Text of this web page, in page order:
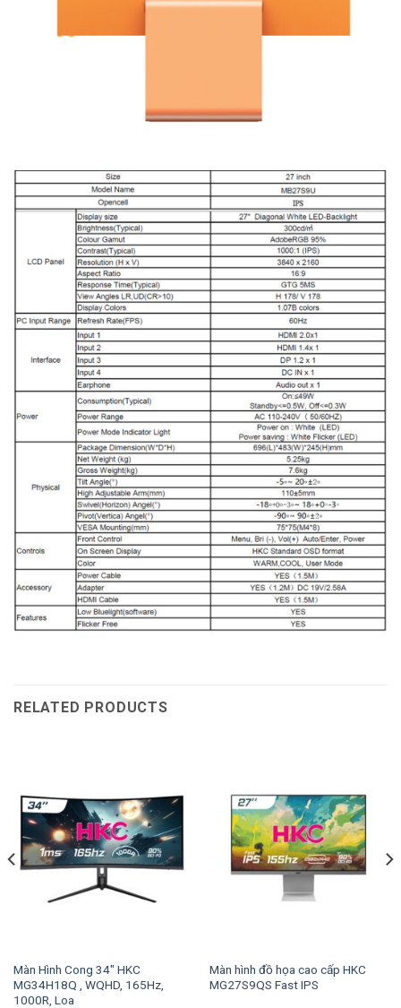
RELATED PRODUCTS
Màn Hình Cong 34″ HKC
MG34H18Q , WQHD, 165Hz,
1000R, Loa
Màn hình đồ họa cao cấp HKC
MG27S9QS Fast IPS